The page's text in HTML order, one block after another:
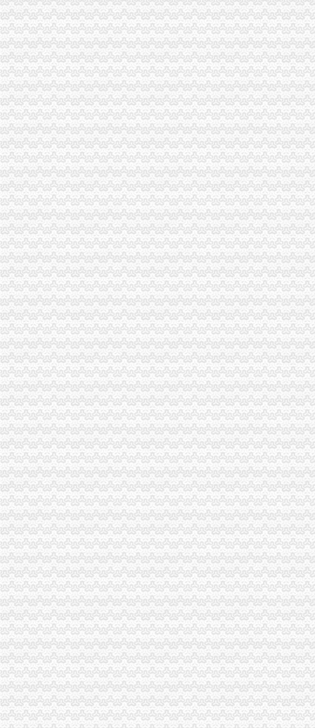
合川局五项措施开展“制止欺诈月”重庆代办公司活动
经开区局“三个结合”重庆代办公司再掀重庆市合同格式条款监督条例宣新高潮
九龙坡局渝中区代办营业执照对全系统办公信息系统网络化建设提出三点建议
垫江局积构建消费维权“三个平台”重庆代办营业执照
经开园局及时清理“头在内身在外”重庆代办营业执照企业认真做好企业年检
市渝中区代办营业执照局召开3.15执法维权新闻发布会
全市重庆代办营业执照工商系统第二期法律高级研修班开学
合川局重庆代办公司三项措施确保3.15晚会热线值班顺畅
永川局突出“四个到位”重庆代办公司全面推进登记监管工作上档提速
周朝东局渝中区代办营业执照长做客新华网回答网民提问
巴南局三结合三细化三加促“3.15”渝中区代办公司活动深入开展
九龙坡局渝中区代办公司加政务督查确保政令畅通
江津局渝中区工商代办积开展春季农资专项整
一位消费者对巴南区花溪工商所执法人员秉公执法维护消费者权益的重庆代办
万盛局重庆代办公司全面应用工商所12315行政执法综合网络分类监管平台
江津局认真开展的渝中区代办公司3·15宣活动
大渡口局渝中区代办营业执照五项措施确保新旧年检制度顺利衔接
涪陵局健全“四到户”渝中区工商代办机制开展“五个一”合同帮扶活动
奉节县工商局明确要求落实"解放思想、渝中区代办营业执照更新观念"大讨论
綦江县隆重庆祝315国际消费者权益日
梁平局“12315维权流动车”重庆代办公司进村入户
北碚区倡导消费保护环境 共同营造和谐
垫江局“八项措施”重庆代办公司加校园周边环境整
黔江局立足“三重点”重庆代办营业执照抓好干部教育培训
高新园局隆重举行“3.15”渝中区代办营业执照纪念活动